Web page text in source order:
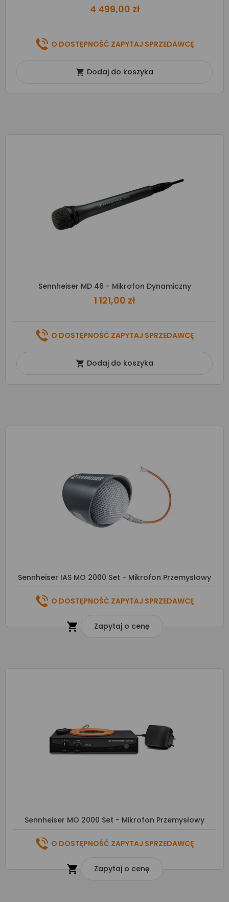
4 499,00 zł
O DOSTĘPNOŚĆ ZAPYTAJ SPRZEDAWCĘ
 Dodaj do koszyka
Sennheiser MD 46 - Mikrofon Dynamiczny
1 121,00 zł
O DOSTĘPNOŚĆ ZAPYTAJ SPRZEDAWCĘ
 Dodaj do koszyka
Sennheiser IAS MO 2000 Set - Mikrofon Przemysłowy
O DOSTĘPNOŚĆ ZAPYTAJ SPRZEDAWCĘ
 Zapytaj o cenę
Sennheiser MO 2000 Set - Mikrofon Przemysłowy
O DOSTĘPNOŚĆ ZAPYTAJ SPRZEDAWCĘ
 Zapytaj o cenę